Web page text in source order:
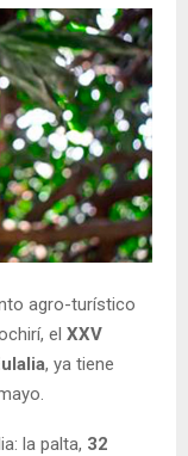
agro-turístico
el XXV
, ya tiene
la palta, 32